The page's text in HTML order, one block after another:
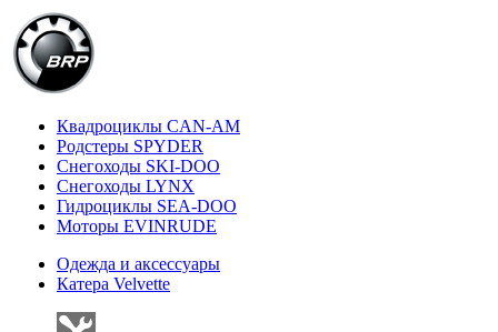
Квадроциклы CAN-AM
Родстеры SPYDER
Снегоходы SKI-DOO
Снегоходы LYNX
Гидроциклы SEA-DOO
Моторы EVINRUDE
Одежда и аксессуары
Катера Velvette